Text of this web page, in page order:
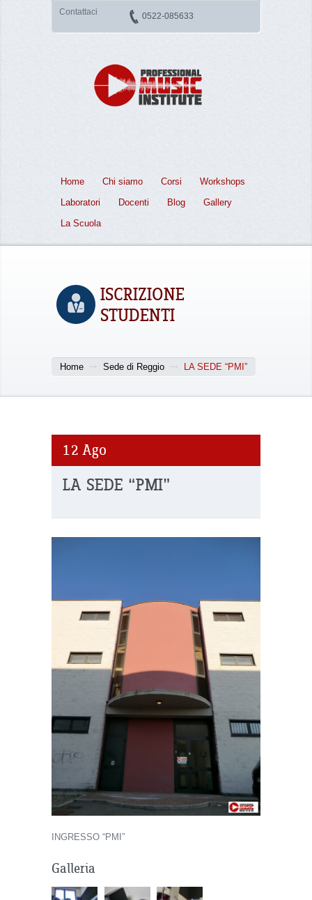
Contattaci 0522-085633
Home Chi siamo Corsi
Workshops
Laboratori
Docenti Blog
Gallery
La Scuola
ISCRIZIONE
STUDENTI
Home Sede di Reggio LA SEDE “PMI”
12 Ago
LA SEDE “PMI”
INGRESSO “PMI”
Galleria